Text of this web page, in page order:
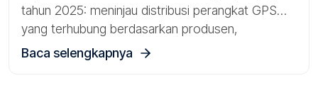
tahun 2025: meninjau distribusi perangkat GPS
yang terhubung berdasarkan produsen,
mengidentifikasi merek dan model yang
pertumbuhannya paling cepat, serta menyoroti
Baca selengkapnya